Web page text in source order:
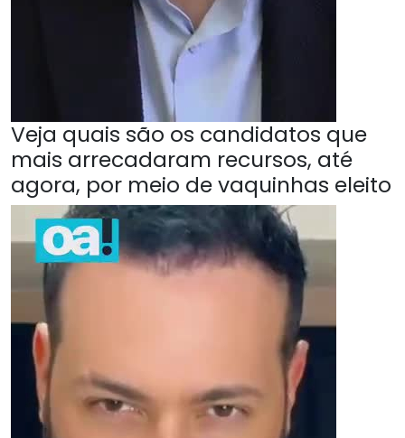
Veja quais são os candidatos que
mais arrecadaram recursos, até
agora, por meio de vaquinhas eleito